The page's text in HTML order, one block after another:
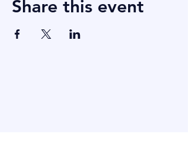
Share this event